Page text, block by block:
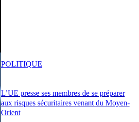
L’UE presse ses membres de se préparer
aux risques sécuritaires venant du Moyen-
Orient
POLITIQUE